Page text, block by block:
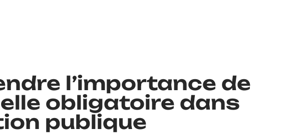
l’importance de
obligatoire dans
publique